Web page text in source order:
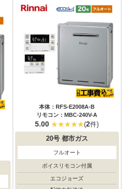
本体：RFS-E2008A-B
リモコン：MBC-240V-A
5.00 (2件)
20号都市ガス
フルオート
ボイスリモコン付属
エコジョーズ